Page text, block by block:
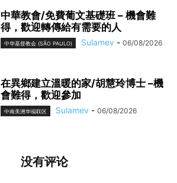
中華教會/免費葡文基礎班 – 機會難
得，歡迎轉傳給有需要的人
中华基督教会 (SÃO PAULO) Sulamev - 06/08/2026
在異鄉建立溫暖的家/胡慧玲博士 –機
會難得，歡迎參加
中南美洲华福联区 Sulamev - 06/08/2026
没有评论